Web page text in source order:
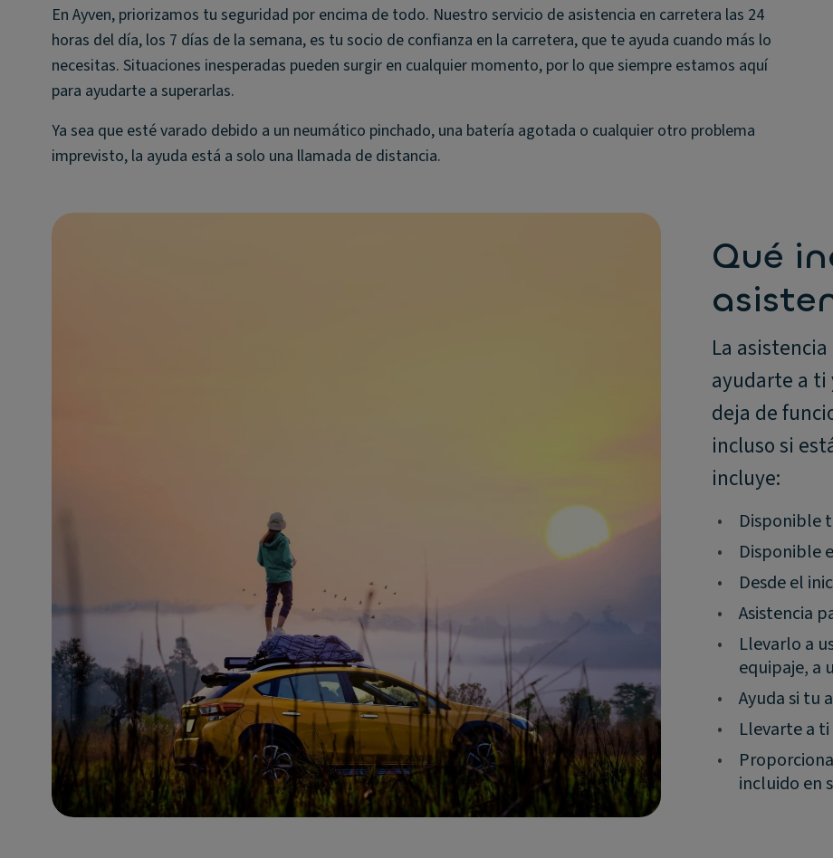
En Ayven, priorizamos tu seguridad por encima de todo. Nuestro servicio de asistencia en carretera las 24
horas del día, los 7 días de la semana, es tu socio de confianza en la carretera, que te ayuda cuando más lo
necesitas. Situaciones inesperadas pueden surgir en cualquier momento, por lo que siempre estamos aquí
para ayudarte a superarlas.
Ya sea que esté varado debido a un neumático pinchado, una batería agotada o cualquier otro problema
imprevisto, la ayuda está a solo una llamada de distancia.
Qué
La
ayudarte a ti
deja de
incluso si
incluye:
•
Disponible
•
Disponible
•
Desde el
•
Asistencia
•
Llevarlo a
equipaje, a
•
Ayuda si tu
•
Llevarte a ti
•
incluido en